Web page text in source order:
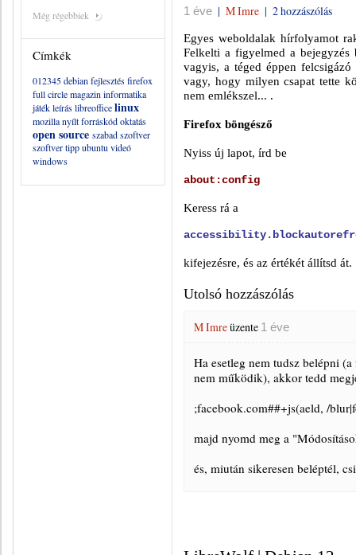
Még régebbiek
Címkék
012345debian fejlesztésfirefox
full circle magazin informatika
játékleíráslibreofficelinux
mozillanyílt forráskódoktatás
open source szabad szoftver
szoftvertippubuntu videó
windows
1 éve | M Imre | 2 hozzászólás
Egyes weboldalak hírfolyamot
Felkelti a figyelmed a bejegyzés
vagyis, a téged éppen
vagy, hogy milyen csapat tette
nem emlékszel... .
Firefox böngésző
Nyiss új lapot, írd be
about:config
Keress rá a
kifejezésre, és az értékét állítsd át.
Utolsó hozzászólás
M Imreüzente 1 éve
Ha esetleg nem tudsz belépni
nem működik), akkor tedd
;facebook.com##+js(aeld, /
majd nyomd meg a
és, miután sikeresen beléptél,